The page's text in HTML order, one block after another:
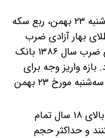
به گزارش گروه رسانه ای شرق؛ روز سه‌شنبه ۲۳ بهمن‌، ربع سکه
نیم سکه طلای بهار آزادی ضرب
سال ۱۳۸۶ و تمام سکه طلای بهار آزادی ضرب سال ۱۳۸۶ بانک
بازه واریز وجه برای
شرکت در این حراج، ساعت ۸ تا ۱۲ روز سه‌شنبه مورخ ۲۳ بهمن
کلیه اشخاص حقیقی با تابعیت ایرانی بالای ۱۸ سال تمام
و حداکثر حجم